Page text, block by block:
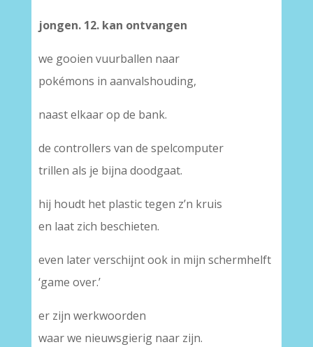
jongen. 12. kan ontvangen
we gooien vuurballen naar
pokémons in aanvalshouding,
naast elkaar op de bank.
de controllers van de spelcomputer
trillen als je bijna doodgaat.
hij houdt het plastic tegen z’n kruis
en laat zich beschieten.
even later verschijnt ook in mijn schermhelft
‘game over.’
er zijn werkwoorden
waar we nieuwsgierig naar zijn.